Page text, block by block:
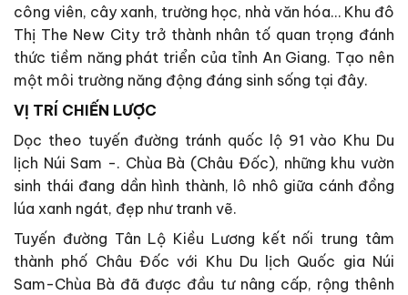
công viên, cây xanh, trường học, nhà văn hóa… Khu đô
Thị The New City trở thành nhân tố quan trọng đánh
thức tiềm năng phát triển của tỉnh An Giang. Tạo nên
một môi trường năng động đáng sinh sống tại đây.
VỊ TRÍ CHIẾN LƯỢC
Dọc theo tuyến đường tránh quốc lộ 91 vào Khu Du
lịch Núi Sam -. Chùa Bà (Châu Đốc), những khu vườn
sinh thái đang dần hình thành, lô nhô giữa cánh đồng
lúa xanh ngát, đẹp như tranh vẽ.
Tuyến đường Tân Lộ Kiều Lương kết nối trung tâm
thành phố Châu Đốc với Khu Du lịch Quốc gia Núi
Sam-Chùa Bà đã được đầu tư nâng cấp, rộng thênh